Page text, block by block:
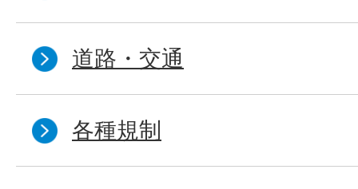
道路・交通
各種規制